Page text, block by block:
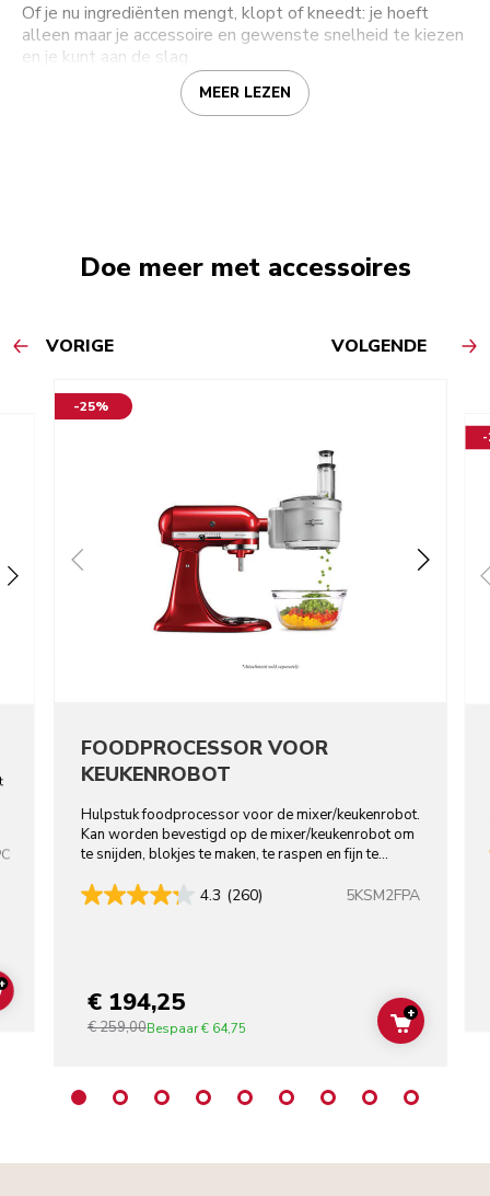
Of je nu ingrediënten mengt, klopt of kneedt: je hoeft
alleen maar je accessoire en gewenste snelheid te kiezen
en je kunt aan de slag.
MEER LEZEN
Doe meer met accessoires
VORIGE VOLGENDE
ADD TO CART
-25%
FOODPROCESSOR VOOR
KEUKENROBOT
Hulpstuk foodprocessor voor de mixer/keukenrobot.
Kan worden bevestigd op de mixer/keukenrobot om
te snijden, blokjes te maken, te raspen en fijn te
4.3 (260) 5KSM2FPA
€ 194,25
€ 259,00Bespaar€ 64,75 ADD TO
+
-